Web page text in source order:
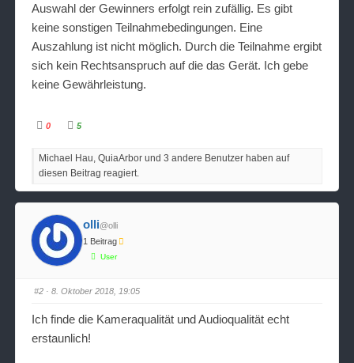
Auswahl der Gewinners erfolgt rein zufällig. Es gibt
keine sonstigen Teilnahmebedingungen. Eine
Auszahlung ist nicht möglich. Durch die Teilnahme ergibt
sich kein Rechtsanspruch auf die das Gerät. Ich gebe
keine Gewährleistung.
c
n
ü
r
D
a
u
m
n
h
u
n
t
0
l
i
c
n
ü
r
D
a
u
m
n
h
o
b
e
5
Michael Hau, QuiaArbor und 3 andere Benutzer haben auf
diesen Beitrag reagiert.
olli@olli
1 Beitrag
User
#2 · 8. Oktober 2018, 19:05
Ich finde die Kameraqualität und Audioqualität echt
erstaunlich!